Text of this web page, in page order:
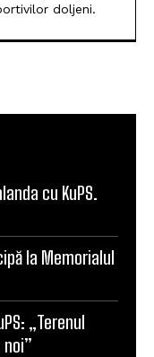
doljeni.
cu KuPS.
la Memorialul
„Terenul